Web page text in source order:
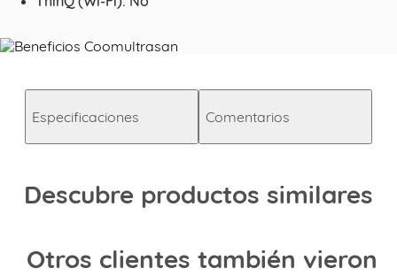
Especificaciones Comentarios
Descubre productos similares
Otros clientes también vieron